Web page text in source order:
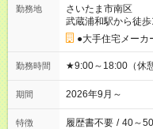
勤務地
さいたま市南区
武蔵浦和駅から徒
●大手住宅メーカ
勤務時間 ★9:00～18:00（休
期間 2026年9月～
特徴 履歴書不要 / 40～